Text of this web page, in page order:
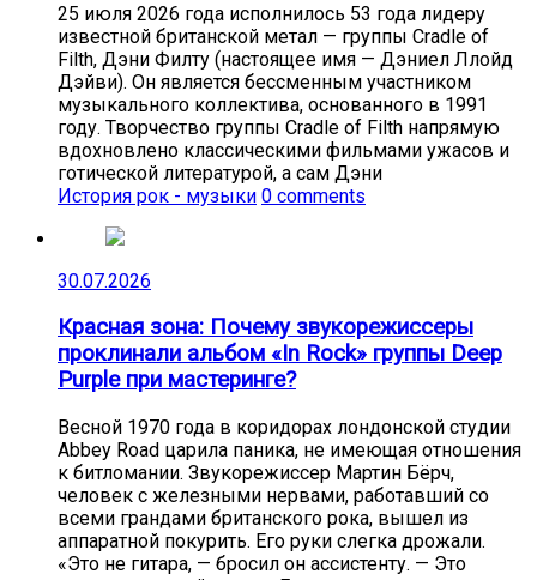
25 июля 2026 года исполнилось 53 года лидеру
известной британской метал — группы Cradle of
Filth, Дэни Филту (настоящее имя — Дэниел Ллойд
Дэйви). Он является бессменным участником
музыкального коллектива, основанного в 1991
году. Творчество группы Cradle of Filth напрямую
вдохновлено классическими фильмами ужасов и
готической литературой, а сам Дэни
История рок - музыки 0 comments
30.07.2026
Красная зона: Почему звукорежиссеры
проклинали альбом «In Rock» группы Deep
Purple при мастеринге?
Весной 1970 года в коридорах лондонской студии
Abbey Road царила паника, не имеющая отношения
к битломании. Звукорежиссер Мартин Бёрч,
человек с железными нервами, работавший со
всеми грандами британского рока, вышел из
аппаратной покурить. Его руки слегка дрожали.
«Это не гитара, — бросил он ассистенту. — Это